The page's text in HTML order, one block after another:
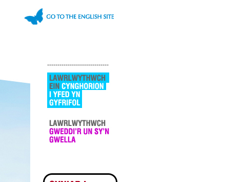
------------------------------